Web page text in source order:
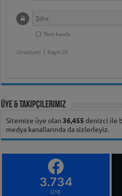
Beni hatırla
Unuttum! | Kayıt Ol
Üye & Takipçilerimiz
Sitemize üye olan36,455 denizci ile
medya kanallarında da sizlerleyiz.
3.734
ÜYE